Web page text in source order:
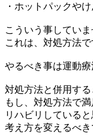
・ホットパックやけ
こういう事していま
これは、対処方法で
やるべき事は運動療
対処方法と併用する
もし、対処方法で満
リハビリしている
考え方を変えるべき